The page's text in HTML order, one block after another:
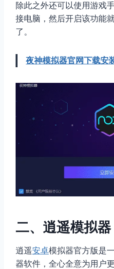
除此之外还可以使用游戏
接电脑，然后开启该功能
了。
夜神模拟器官网下载安
二、逍遥模拟器
逍遥安卓模拟器官方版是
器软件，全心全意为用户